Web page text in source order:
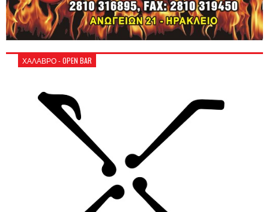
ΧΑΛΑΒΡΟ - OPEN BAR